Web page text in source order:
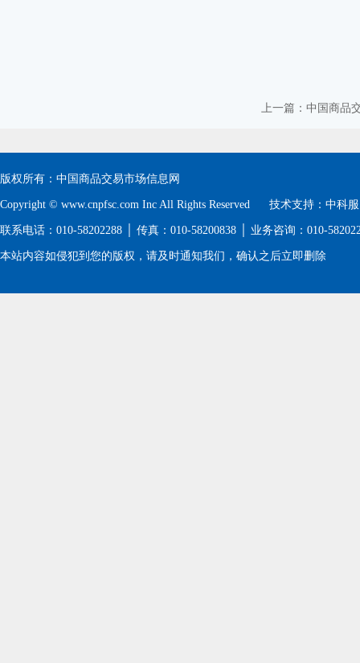
上一篇：中国商品
版权所有：中国商品交易市场信息网
Copyright © www.cnpfsc.com Inc All Rights Reserved 技术支持： 中科服
联系电话：010-58202288 │ 传真：010-58200838 │ 业务咨询：010-
本站内容如侵犯到您的版权，请及时通知我们，确认之后立即删除